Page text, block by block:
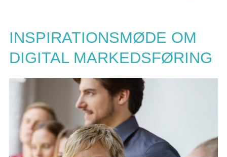
INSPIRATIONSMØDE OM
DIGITAL MARKEDSFØRING